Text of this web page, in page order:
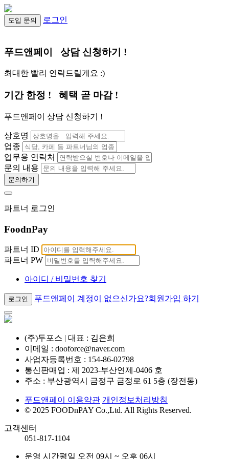
도입 문의 로그인
푸드앤페이 상담 신청하기 !
최대한 빨리 연락드릴게요 :)
기간 한정 ! 혜택 곧 마감 !
푸드앤페이 상담 신청하기 !
상호명
업종
업무용 연락처
문의 내용
문의하기
파트너 로그인
FoodnPay
파트너 ID
파트너 PW
아이디 / 비밀번호 찾기
푸드앤페이 계정이 없으신가요?회원가입 하기
(주)두포스 | 대표 : 김은희
이메일 : dooforce@naver.com
사업자등록번호 : 154-86-02798
통신판매업 : 제 2023-부산연제-0406 호
주소 : 부산광역시 금정구 금정로 61 5층 (장전동)
푸드앤페이 이용약관 개인정보처리방침
© 2025 FOODnPAY Co.,Ltd. All Rights Reserved.
고객센터
051-817-1104
운영 시간평일 오전 09시 ~ 오후 06시